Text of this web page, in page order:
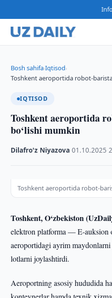
Bosh sahifa›Iqtisod›
Toshkent aeroportida robot-
IQTISOD
Toshkent aeroportida
bo‘lishi mumkin
Dilafro'z Niyazova ·01.10.2025 ·
Toshkent aeroportida robot-
Toshkent, O‘zbekiston
elektron platforma — E-auksion
aeroportidagi ayrim
lotlarni joylashtirdi.
Aeroportning asosiy hududida